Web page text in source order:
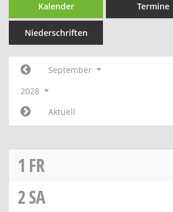
Kalender Termine
Niederschriften
September
2028
Aktuell
1 FR
2SA